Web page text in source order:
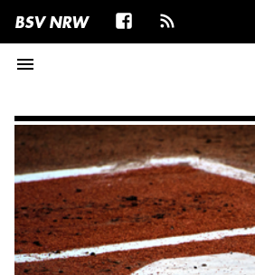
BSV NRW
menu